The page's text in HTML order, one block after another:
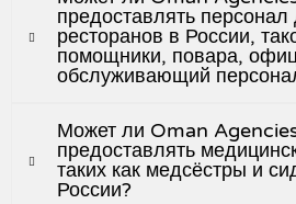
предоставлять персонал
ресторанов в России,
помощники, повара,
обслуживающий
Может ли Oman
предоставлять
таких как медсёстры и
России?